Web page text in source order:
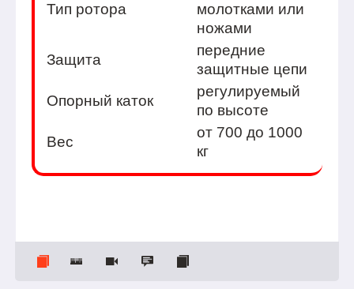
Тип ротора
молотками или
ножами
Защита
передние
защитные цепи
Опорный каток
регулируемый
по высоте
Вес
от 700 до 1000
кг